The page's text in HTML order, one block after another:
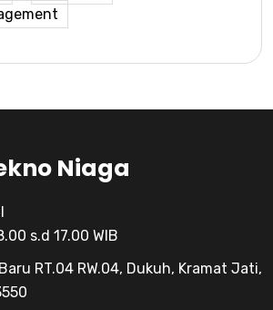
Niaga
s.d 17.00 WIB
RT.04 RW.04, Dukuh, Kramat Jati,